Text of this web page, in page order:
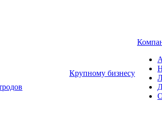
Крупному бизнесу